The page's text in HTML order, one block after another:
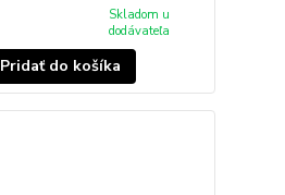
Skladom u
dodávateľa
Pridať do košíka